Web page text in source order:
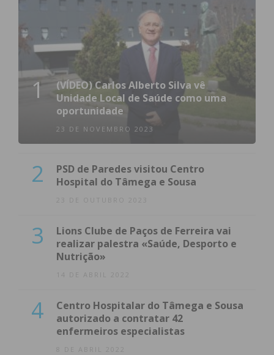
1
(VÍDEO) Carlos Alberto Silva vê
Unidade Local de Saúde como uma
oportunidade
23 DE NOVEMBRO 2023
2
PSD de Paredes visitou Centro
Hospital do Tâmega e Sousa
23 DE OUTUBRO 2023
3
Lions Clube de Paços de Ferreira vai
realizar palestra «Saúde, Desporto e
Nutrição»
14 DE ABRIL 2022
4
Centro Hospitalar do Tâmega e Sousa
autorizado a contratar 42
enfermeiros especialistas
8 DE ABRIL 2022